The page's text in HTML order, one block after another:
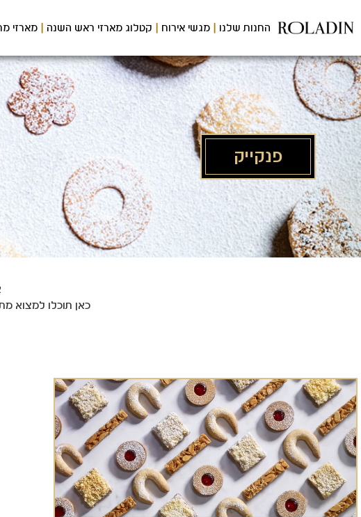
לתוכן
המרכזי
החנות שלנו מגשי אירוח קטלוג מארזי ראש השנה מארזי
פנקייק
כאן תוכלו למצוא